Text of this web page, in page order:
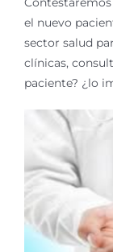
el nuevo
sector salud
clínicas,
paciente? ¿lo